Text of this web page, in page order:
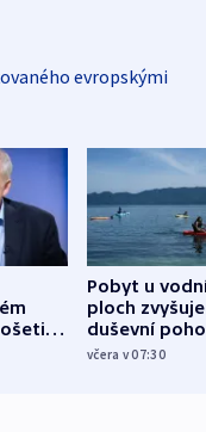
evropskými
Pobyt u
ploch zvyšuje
duševní
ukázala
včera v 07:30